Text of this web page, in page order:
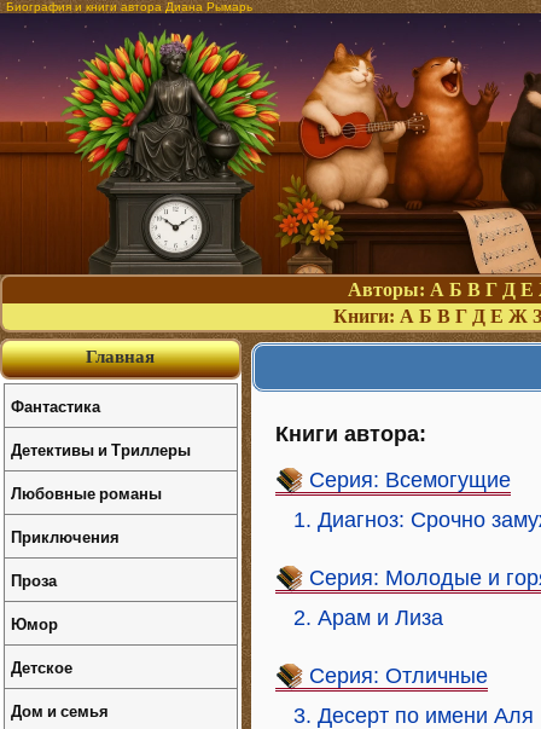
Биография и книги автора Диана Рымарь
Авторы: А Б В Г Д Е
Книги: А Б В Г Д Е Ж З
Книги автора:
Серия: Всемогущие
1. Диагноз: Срочно
Серия: Молодые и
2. Арам и Лиза
Серия: Отличные
3. Десерт по имени Аля
Главная
Фантастика
Детективы и Триллеры
Любовные романы
Приключения
Проза
Юмор
Детское
Дом и семья